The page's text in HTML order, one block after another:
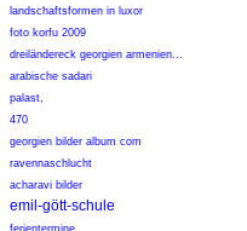
landschaftsformen in luxor
foto korfu 2009
dreiländereck georgien armenien...
arabische sadari
palast,
470
georgien bilder album com
ravennaschlucht
acharavi bilder
emil-gött-schule
ferientermine